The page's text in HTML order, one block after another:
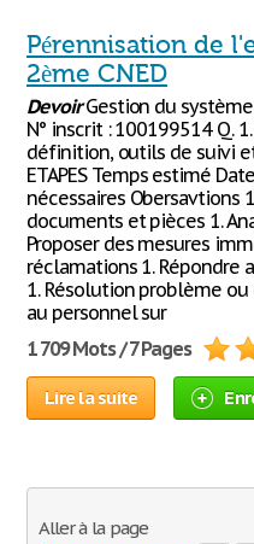
Pérennisation de
2ème CNED
DevoirGestion du
N° inscrit : 100199514 Q.
définition, outils de suivi
ETAPES Temps estimé
nécessaires Obersavtions
documents et pièces 1.
Proposer des mesures
réclamations 1. Répondre
1. Résolution problème
au personnel sur
1 709 Mots / 7 Pages
Lire la suite
Aller à la page